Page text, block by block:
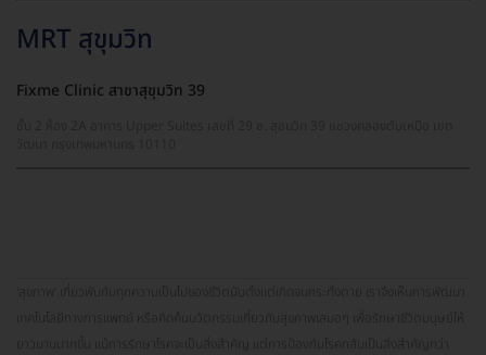
MRT สุขุมวิท
Fixme Clinic สาขาสุขุมวิท 39
'สุขภาพ' เกี่ยวพันกับทุกความเป็นไปของชีวิตนับตั้งแต่เกิดจนกระทั่งตาย เราจึงเห็นการพัฒนา
เทคโนโลยีทางการแพทย์ หรือคิดค้นนวัตกรรมเกี่ยวกับสุขภาพเสมอๆ เพื่อรักษาชีวิตมนุษย์ให้
ยาวนานมากขึ้น แม้การรักษาโรคจะเป็นสิ่งสำคัญ แต่การป้องกันโรคกลับเป็นสิ่งสำคัญกว่า